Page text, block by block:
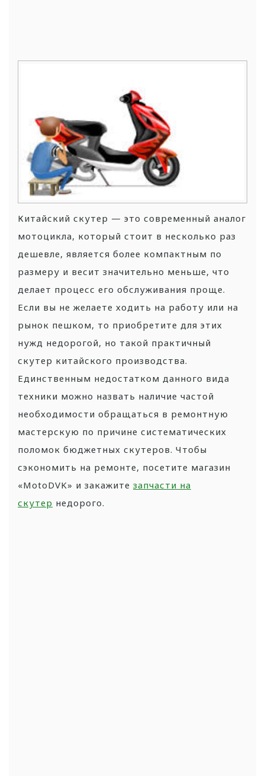
Китайский скутер — это современный аналог
мотоцикла, который стоит в несколько раз
дешевле, является более компактным по
размеру и весит значительно меньше, что
делает процесс его обслуживания проще.
Если вы не желаете ходить на работу или на
рынок пешком, то приобретите для этих
нужд недорогой, но такой практичный
скутер китайского производства.
Единственным недостатком данного вида
техники можно назвать наличие частой
необходимости обращаться в ремонтную
мастерскую по причине систематических
поломок бюджетных скутеров. Чтобы
сэкономить на ремонте, посетите магазин
«MotoDVK» и закажите запчасти на
скутер недорого.